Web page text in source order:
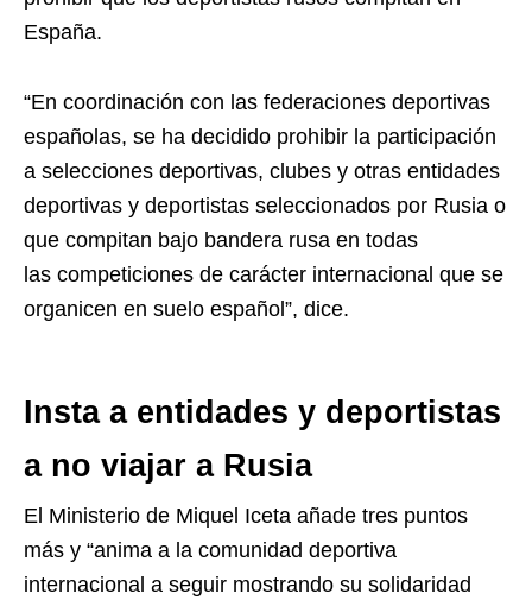
España.
“En coordinación con las federaciones deportivas
españolas, se ha decidido prohibir la participación
a selecciones deportivas, clubes y otras entidades
deportivas y deportistas seleccionados por Rusia o
que compitan bajo bandera rusa en todas
las competiciones de carácter internacional que se
organicen en suelo español”, dice.
Insta a entidades y deportistas
a no viajar a Rusia
El Ministerio de Miquel Iceta añade tres puntos
más y “anima a la comunidad deportiva
internacional a seguir mostrando su solidaridad